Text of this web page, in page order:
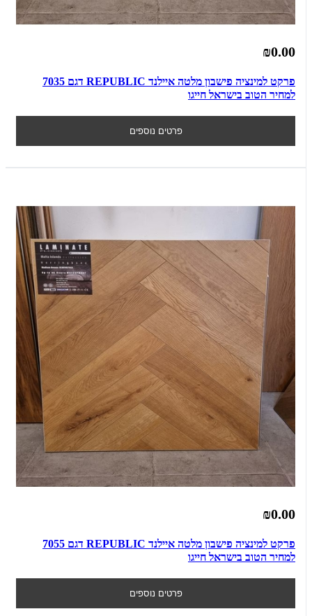
₪0.00
פרקט למינציה פישבון מלטה איילנד REPUBLIC דגם 7035
למחיר הטוב בישראל חייגו
פרטים נוספים
₪0.00
פרקט למינציה פישבון מלטה איילנד REPUBLIC דגם 7055
למחיר הטוב בישראל חייגו
פרטים נוספים